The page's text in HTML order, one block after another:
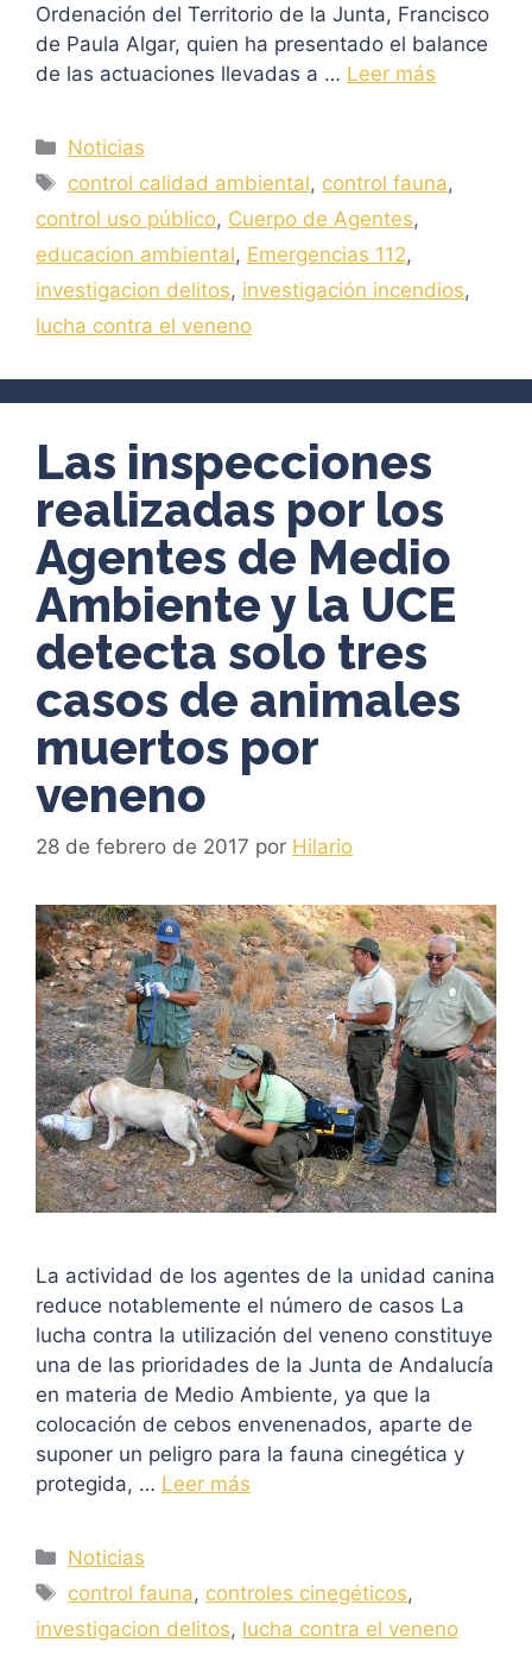
Ordenación del Territorio de la Junta, Francisco
de Paula Algar, quien ha presentado el balance
de las actuaciones llevadas a … Leer más
Categorías
Noticias
Etiquetas
control calidad ambiental, control fauna,
control uso público, Cuerpo de Agentes,
educacion ambiental, Emergencias 112,
investigacion delitos, investigación incendios,
lucha contra el veneno
Las inspecciones
realizadas por los
Agentes de Medio
Ambiente y la UCE
detecta solo tres
casos de animales
muertos por
veneno
28 de febrero de 2017 por Hilario
La actividad de los agentes de la unidad canina
reduce notablemente el número de casos La
lucha contra la utilización del veneno constituye
una de las prioridades de la Junta de Andalucía
en materia de Medio Ambiente, ya que la
colocación de cebos envenenados, aparte de
suponer un peligro para la fauna cinegética y
protegida, … Leer más
Categorías
Noticias
Etiquetas
control fauna, controles cinegéticos,
investigacion delitos, lucha contra el veneno